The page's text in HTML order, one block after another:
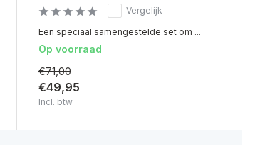
Vergelijk
Een speciaal samengestelde set om ...
Op voorraad
€71,00
€49,95
Incl. btw